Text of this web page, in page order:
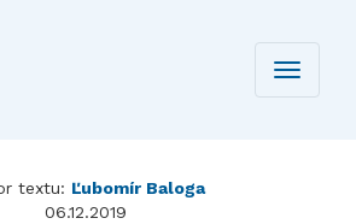
Toggle
textu: Ľubomír Baloga
06.12.2019